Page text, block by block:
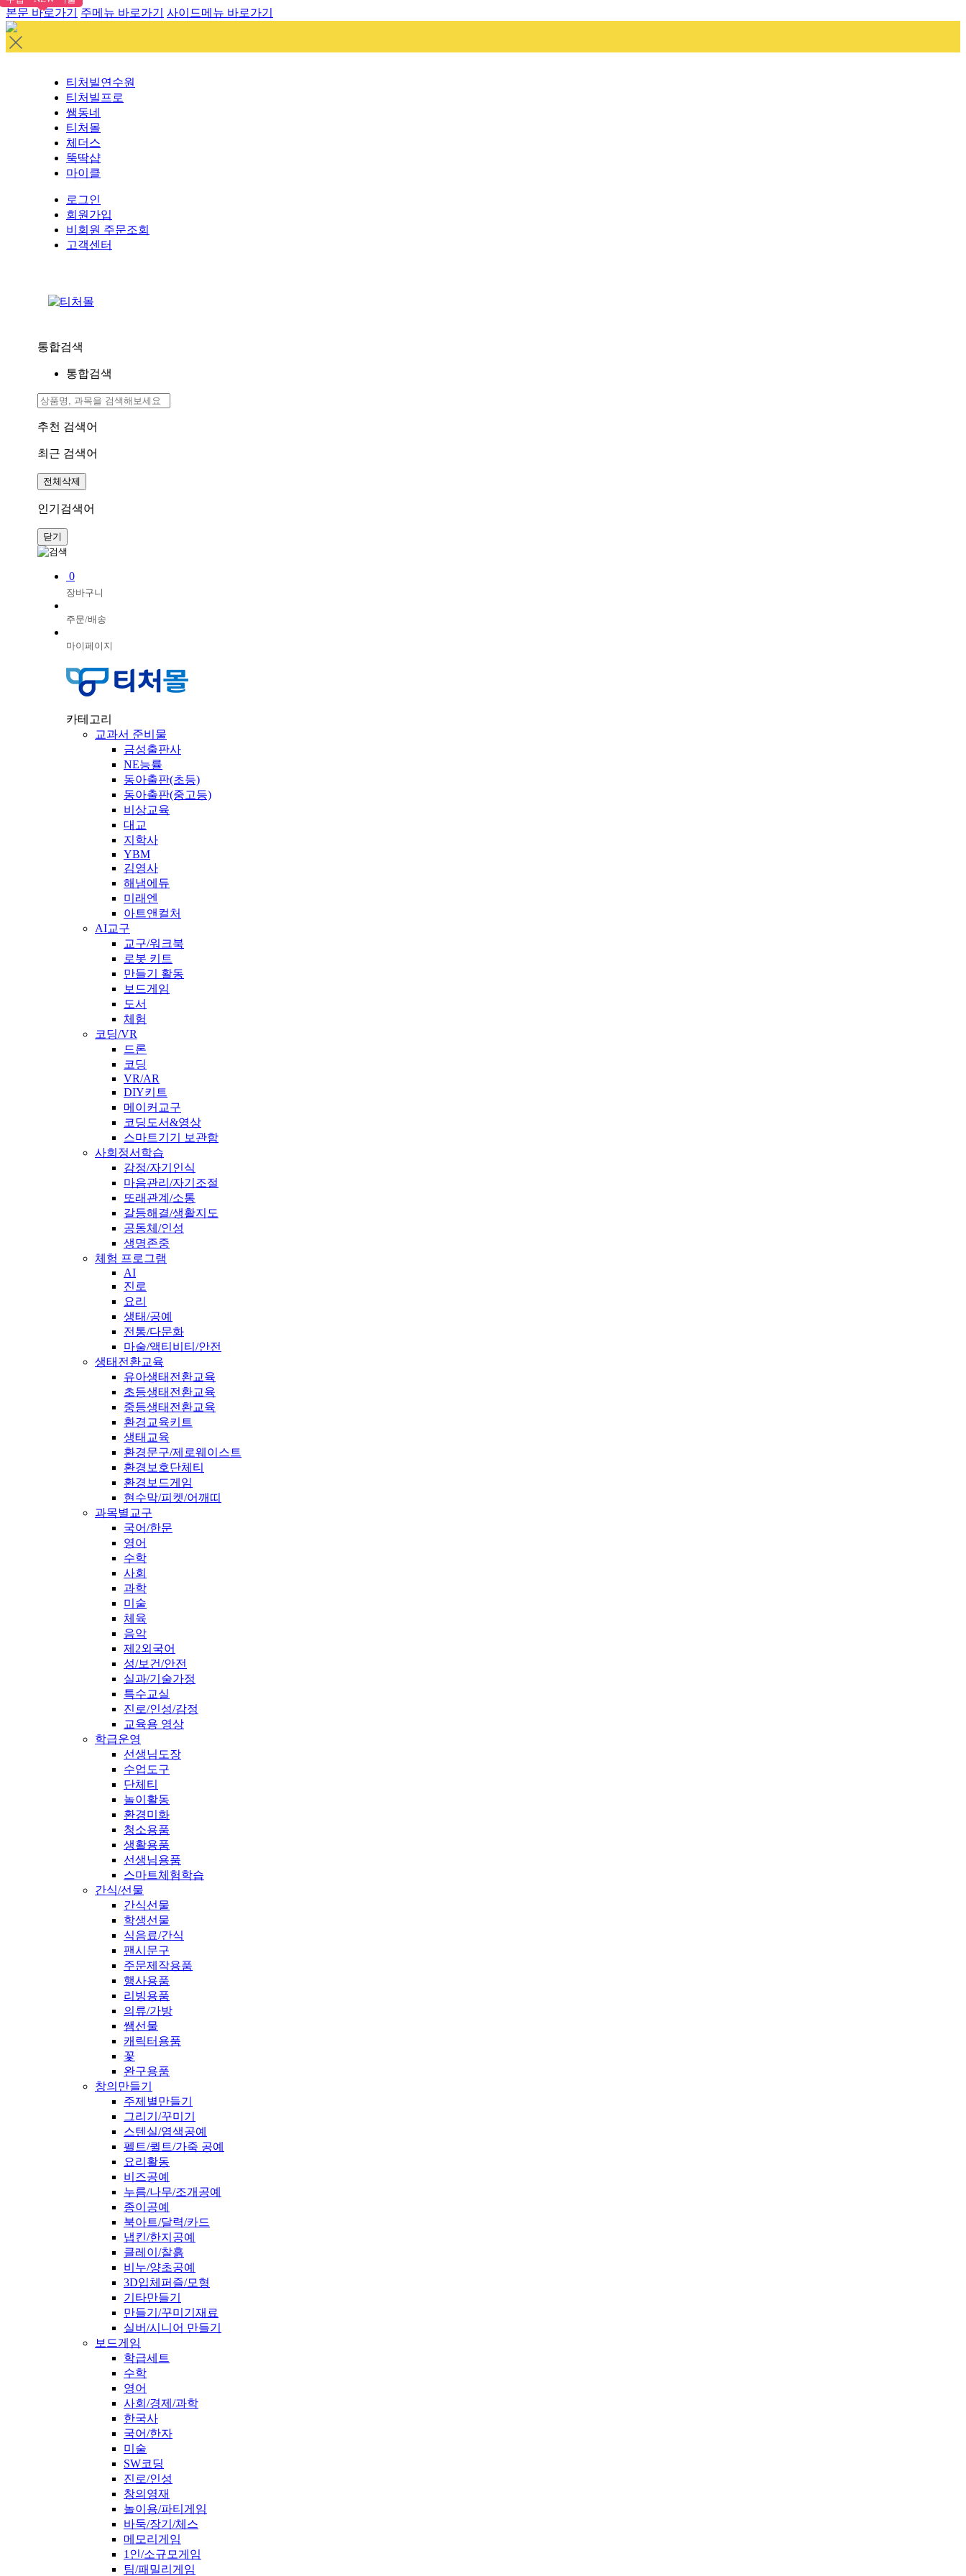
본문 바로가기 주메뉴 바로가기 사이드메뉴 바로가기
티처빌연수원
티처빌프로
쌤동네
티처몰
체더스
뚝딱샵
마이클
로그인
회원가입
비회원 주문조회
고객센터
통합검색
통합검색
추천 검색어
최근 검색어
전체삭제
인기검색어
닫기
0
장바구니
주문/배송
마이페이지
카테고리
교과서 준비물
금성출판사
NE능률
동아출판(초등)
동아출판(중고등)
비상교육
대교
지학사
YBM
김영사
해냄에듀
미래엔
아트앤컬처
AI교구
교구/워크북
로봇 키트
만들기 활동
보드게임
도서
체험
코딩/VR
드론
코딩
VR/AR
DIY키트
메이커교구
코딩도서&영상
스마트기기 보관함
사회정서학습
감정/자기인식
마음관리/자기조절
또래관계/소통
갈등해결/생활지도
공동체/인성
생명존중
체험 프로그램
AI
진로
요리
생태/공예
전통/다문화
마술/액티비티/안전
생태전환교육
유아생태전환교육
초등생태전환교육
중등생태전환교육
환경교육키트
생태교육
환경문구/제로웨이스트
환경보호단체티
환경보드게임
현수막/피켓/어깨띠
과목별교구
국어/한문
영어
수학
사회
과학
미술
체육
음악
제2외국어
성/보건/안전
실과/기술가정
특수교실
진로/인성/감정
교육용 영상
학급운영
선생님도장
수업도구
단체티
놀이활동
환경미화
청소용품
생활용품
선생님용품
스마트체험학습
간식/선물
간식선물
학생선물
식음료/간식
팬시문구
주문제작용품
행사용품
리빙용품
의류/가방
쌤선물
캐릭터용품
꽃
완구용품
창의만들기
주제별만들기
그리기/꾸미기
스텐실/염색공예
펠트/퀼트/가죽 공예
요리활동
비즈공예
누름/나무/조개공예
종이공예
북아트/달력/카드
냅킨/한지공예
클레이/찰흙
비누/양초공예
3D입체퍼즐/모형
기타만들기
만들기/꾸미기재료
실버/시니어 만들기
보드게임
학급세트
수학
영어
사회/경제/과학
한국사
국어/한자
미술
SW코딩
진로/인성
창의영재
놀이용/파티게임
바둑/장기/체스
메모리게임
1인/소규모게임
팀/패밀리게임